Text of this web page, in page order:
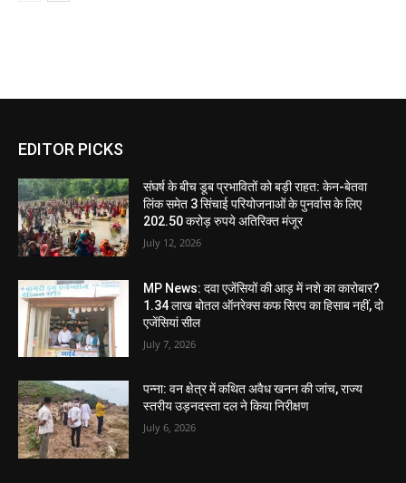
EDITOR PICKS
संघर्ष के बीच डूब प्रभावितों को बड़ी राहत: केन-बेतवा
लिंक समेत 3 सिंचाई परियोजनाओं के पुनर्वास के लिए
202.50 करोड़ रुपये अतिरिक्त मंजूर
July 12, 2026
MP News: दवा एजेंसियों की आड़ में नशे का कारोबार?
1.34 लाख बोतल ऑनरेक्स कफ सिरप का हिसाब नहीं, दो
एजेंसियां सील
July 7, 2026
पन्ना: वन क्षेत्र में कथित अवैध खनन की जांच, राज्य
स्तरीय उड़नदस्ता दल ने किया निरीक्षण
July 6, 2026